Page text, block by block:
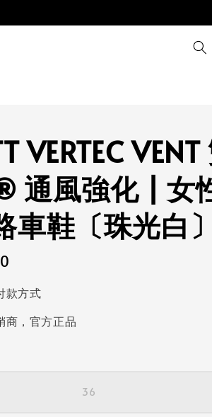
VERTEC VENT
通風強化 | 女
車鞋〔珠光白〕
款方式
商，官方正品
36